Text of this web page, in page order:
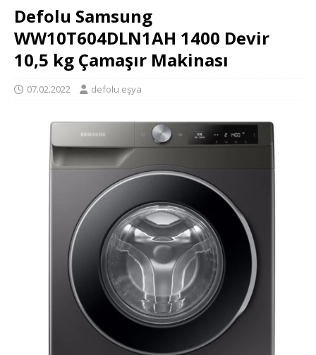
Defolu Samsung
WW10T604DLN1AH 1400 Devir
10,5 kg Çamaşır Makinası
07.02.2022 defolu eşya